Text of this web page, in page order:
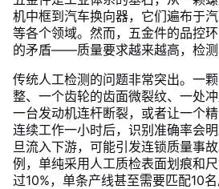
机中框到汽车换向器，它们遍布于
等各个领域。然而，五金件的品控
的矛盾——质量要求越来越高，检测
传统人工检测的问题非常突出。一
整、一个齿轮的齿面微裂纹、一处
一台发动机连杆断裂，或者让一个
连续工作一小时后，识别准确率会
旦流入下游，可能引发连锁质量事
例，单纯采用人工质检表面划痕和
过10%，单条产线甚至需要匹配10名